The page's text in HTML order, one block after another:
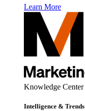
Learn More
Knowledge Center
Intelligence & Trends